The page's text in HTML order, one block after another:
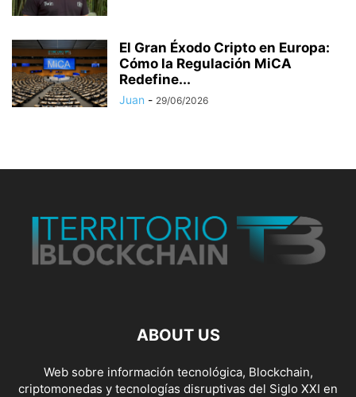
El Gran Éxodo Cripto en Europa:
Cómo la Regulación MiCA
Redefine...
Juan - 29/06/2026
ABOUT US
Web sobre información tecnológica, Blockchain,
criptomonedas y tecnologías disruptivas del Siglo XXI en